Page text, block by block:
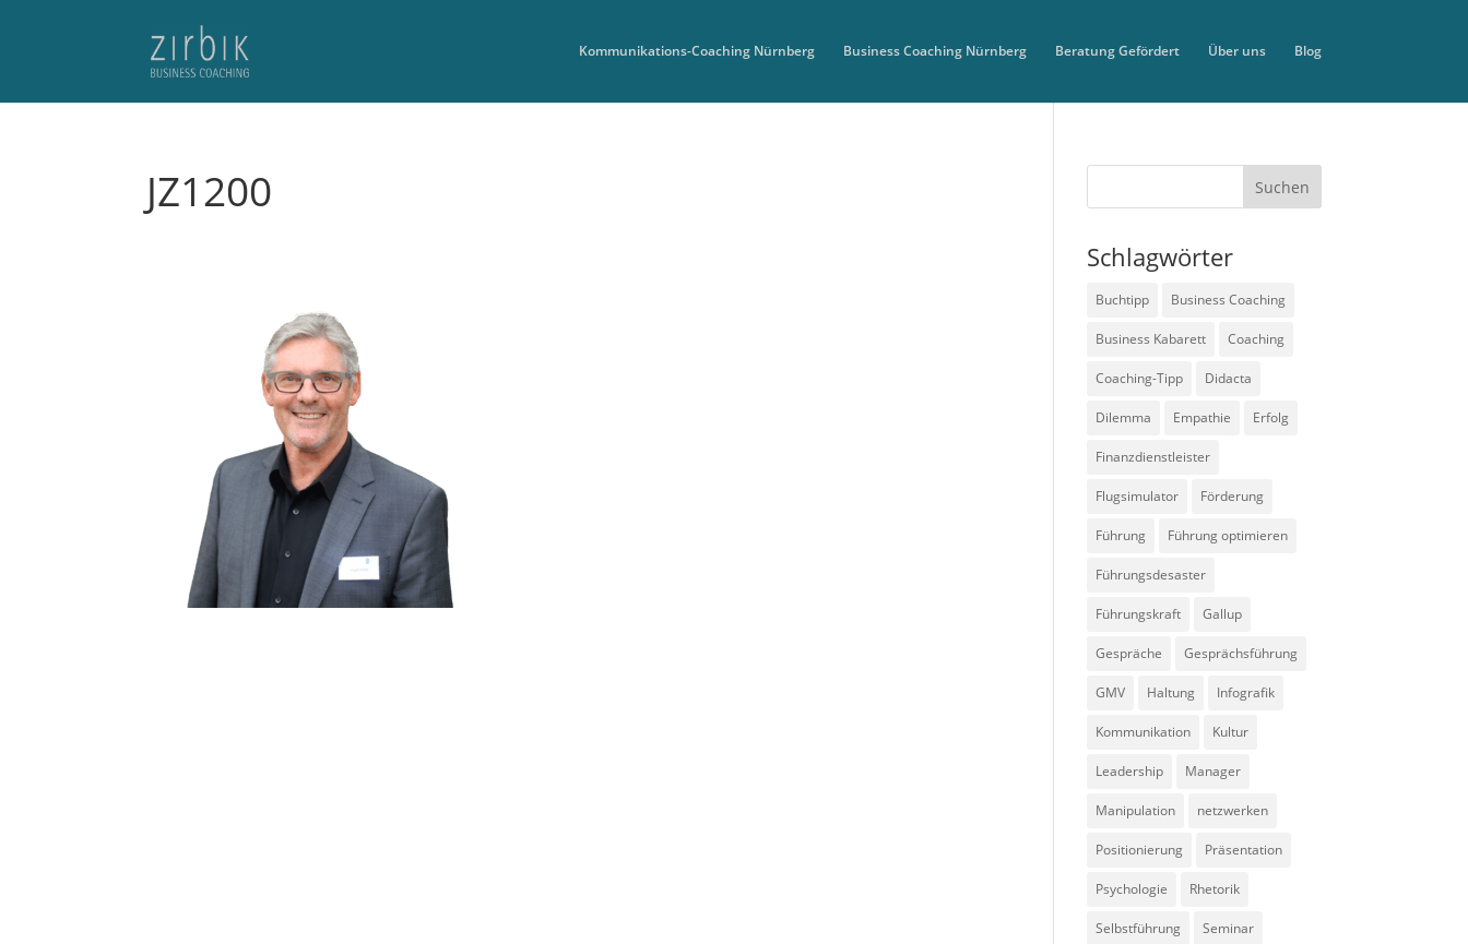
Kommunikations-Coaching Nürnberg Business Coaching Nürnberg Beratung Gefördert Über uns Blog
JZ1200
Schlagwörter
Buchtipp Business Coaching
Business Kabarett Coaching
Coaching-Tipp Didacta
Dilemma Empathie Erfolg
Finanzdienstleister
Flugsimulator Förderung
Führung Führung optimieren
Führungsdesaster
Führungskraft Gallup
Gespräche Gesprächsführung
GMV Haltung Infografik
Kommunikation Kultur
Leadership Manager
Manipulation netzwerken
Positionierung Präsentation
Psychologie Rhetorik
Selbstführung Seminar